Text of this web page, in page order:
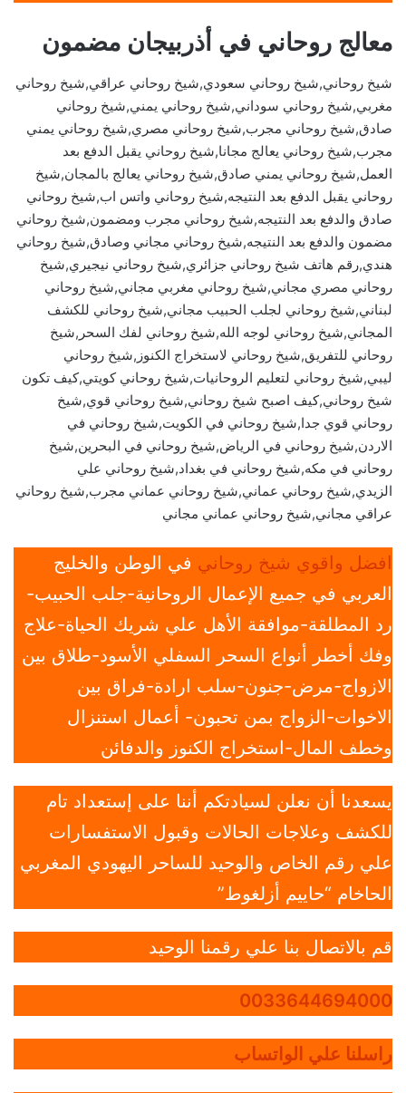
معالج روحاني في أذربيجان مضمون
شيخ روحاني,شيخ روحاني سعودي,شيخ روحاني عراقي,شيخ روحاني
مغربي,شيخ روحاني سوداني,شيخ روحاني يمني,شيخ روحاني
صادق,شيخ روحاني مجرب,شيخ روحاني مصري,شيخ روحاني يمني
مجرب,شيخ روحاني يعالج مجانا,شيخ روحاني يقبل الدفع بعد
العمل,شيخ روحاني يمني صادق,شيخ روحاني يعالج بالمجان,شيخ
روحاني يقبل الدفع بعد النتيجه,شيخ روحاني واتس اب,شيخ روحاني
صادق والدفع بعد النتيجه,شيخ روحاني مجرب ومضمون,شيخ روحاني
مضمون والدفع بعد النتيجه,شيخ روحاني مجاني وصادق,شيخ روحاني
هندي,رقم هاتف شيخ روحاني جزائري,شيخ روحاني نيجيري,شيخ
روحاني مصري مجاني,شيخ روحاني مغربي مجاني,شيخ روحاني
لبناني,شيخ روحاني لجلب الحبيب مجاني,شيخ روحاني للكشف
المجاني,شيخ روحاني لوجه الله,شيخ روحاني لفك السحر,شيخ
روحاني للتفريق,شيخ روحاني لاستخراج الكنوز,شيخ روحاني
ليبي,شيخ روحاني لتعليم الروحانيات,شيخ روحاني كويتي,كيف تكون
شيخ روحاني,كيف اصبح شيخ روحاني,شيخ روحاني قوي,شيخ
روحاني قوي جدا,شيخ روحاني في الكويت,شيخ روحاني في
الاردن,شيخ روحاني في الرياض,شيخ روحاني في البحرين,شيخ
روحاني في مكه,شيخ روحاني في بغداد,شيخ روحاني علي
الزيدي,شيخ روحاني عماني,شيخ روحاني عماني مجرب,شيخ روحاني
عراقي مجاني,شيخ روحاني عماني مجاني
افضل واقوي شيخ روحاني في الوطن والخليج
العربي في جميع الإعمال الروحانية-جلب الحبيب-
رد المطلقة-موافقة الأهل علي شريك الحياة-علاج
وفك أخطر أنواع السحر السفلي الأسود-طلاق بين
الازواج-مرض-جنون-سلب ارادة-فراق بين
الاخوات-الزواج بمن تحبون- أعمال استنزال
وخطف المال-استخراج الكنوز والدفائن
يسعدنا أن نعلن لسيادتكم أننا على إستعداد تام
للكشف وعلاجات الحالات وقبول الاستفسارات
علي رقم الخاص والوحيد للساحر اليهودي المغربي
الحاخام “حاييم أزلغوط”
قم بالاتصال بنا علي رقمنا الوحيد
0033644694000
راسلنا علي الواتساب